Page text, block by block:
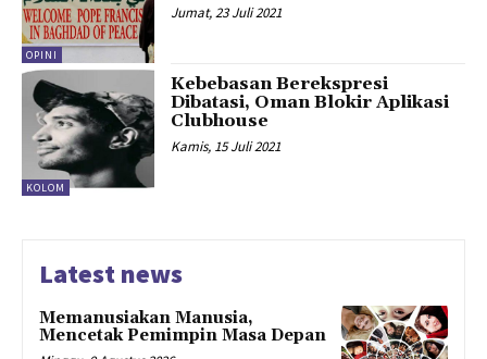
OPINI
Jumat, 23 Juli 2021
KOLOM
Kebebasan Berekspresi
Dibatasi, Oman Blokir Aplikasi
Clubhouse
Kamis, 15 Juli 2021
Latest news
Memanusiakan Manusia,
Mencetak Pemimpin Masa Depan